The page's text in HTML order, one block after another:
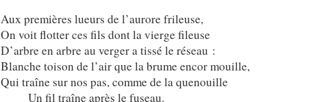
Aux premières lueurs de l’aurore frileuse,
On voit flotter ces fils dont la vierge fileuse
D’arbre en arbre au verger a tissé le réseau :
Blanche toison de l’air que la brume encor mouille,
Qui traîne sur nos pas, comme de la quenouille
Un fil traîne après le fuseau.